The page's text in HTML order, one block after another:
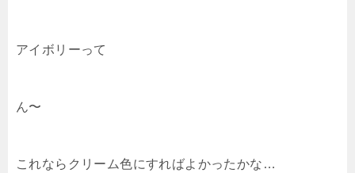
アイボリーって
ん〜
これならクリーム色にすればよかったかな…